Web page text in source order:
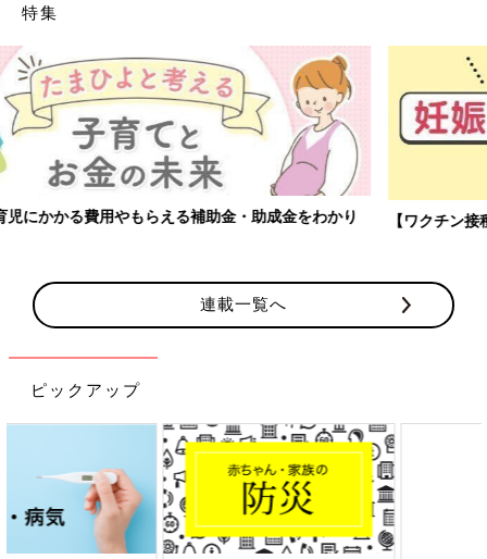
特集
【ワクチン接種できるものも】妊婦の感染症対策、知っておいて！
連載一覧へ
ピックアップ